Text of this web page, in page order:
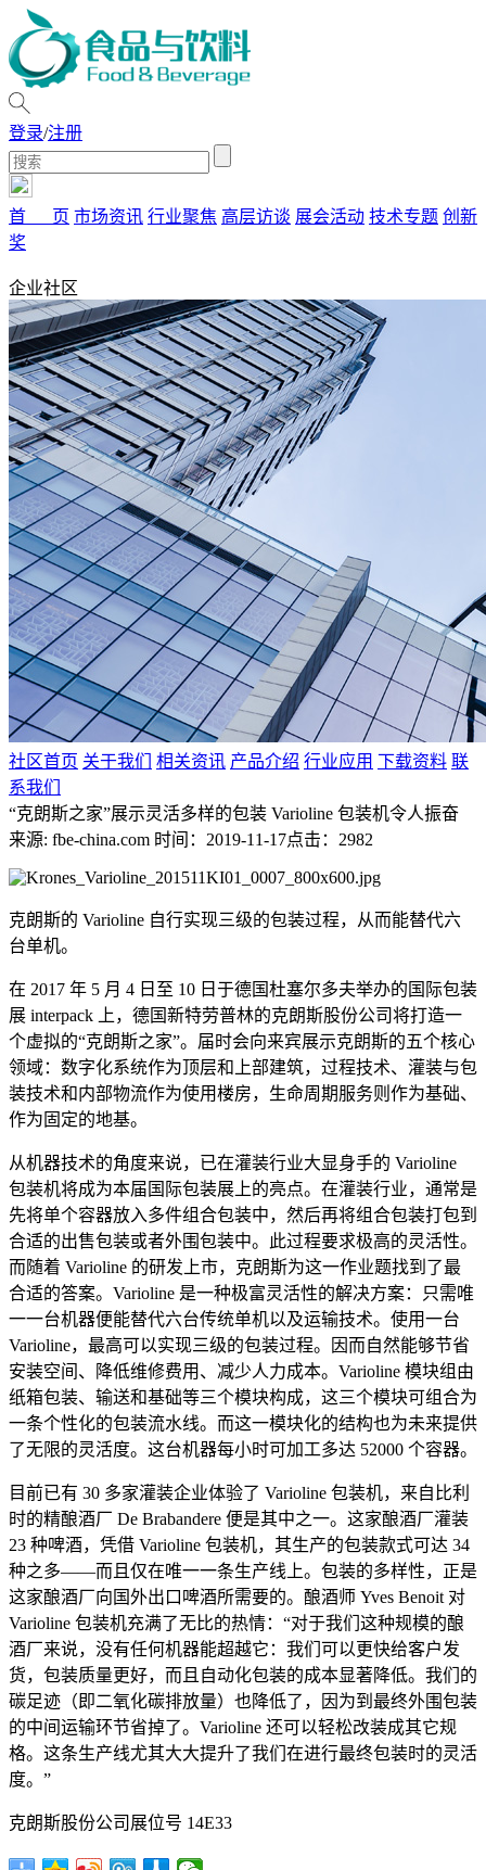
登录/注册
首 页 市场资讯 行业聚焦 高层访谈 展会活动 技术专题 创新
奖
企业社区
社区首页 关于我们 相关资讯 产品介绍 行业应用 下载资料 联
系我们
“克朗斯之家”展示灵活多样的包装 Varioline 包装机令人振奋
来源: fbe-china.com 时间：2019-11-17点击：2982
克朗斯的 Varioline 自行实现三级的包装过程，从而能替代六
台单机。
在 2017 年 5 月 4 日至 10 日于德国杜塞尔多夫举办的国际包装
展 interpack 上，德国新特劳普林的克朗斯股份公司将打造一
个虚拟的“克朗斯之家”。届时会向来宾展示克朗斯的五个核心
领域：数字化系统作为顶层和上部建筑，过程技术、灌装与包
装技术和内部物流作为使用楼房，生命周期服务则作为基础、
作为固定的地基。
从机器技术的角度来说，已在灌装行业大显身手的 Varioline
包装机将成为本届国际包装展上的亮点。在灌装行业，通常是
先将单个容器放入多件组合包装中，然后再将组合包装打包到
合适的出售包装或者外围包装中。此过程要求极高的灵活性。
而随着 Varioline 的研发上市，克朗斯为这一作业题找到了最
合适的答案。Varioline 是一种极富灵活性的解决方案：只需唯
一一台机器便能替代六台传统单机以及运输技术。使用一台
Varioline，最高可以实现三级的包装过程。因而自然能够节省
安装空间、降低维修费用、减少人力成本。Varioline 模块组由
纸箱包装、输送和基础等三个模块构成，这三个模块可组合为
一条个性化的包装流水线。而这一模块化的结构也为未来提供
了无限的灵活度。这台机器每小时可加工多达 52000 个容器。
目前已有 30 多家灌装企业体验了 Varioline 包装机，来自比利
时的精酿酒厂 De Brabandere 便是其中之一。这家酿酒厂灌装
23 种啤酒，凭借 Varioline 包装机，其生产的包装款式可达 34
种之多——而且仅在唯一一条生产线上。包装的多样性，正是
这家酿酒厂向国外出口啤酒所需要的。酿酒师 Yves Benoit 对
Varioline 包装机充满了无比的热情：“对于我们这种规模的酿
酒厂来说，没有任何机器能超越它：我们可以更快给客户发
货，包装质量更好，而且自动化包装的成本显著降低。我们的
碳足迹（即二氧化碳排放量）也降低了，因为到最终外围包装
的中间运输环节省掉了。Varioline 还可以轻松改装成其它规
格。这条生产线尤其大大提升了我们在进行最终包装时的灵活
度。”
克朗斯股份公司展位号 14E33